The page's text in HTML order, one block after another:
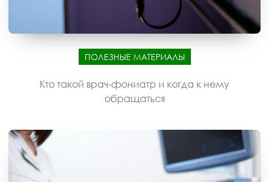
ПОЛЕЗНЫЕ МАТЕРИАЛЫ
Кто такой врач-фониатр и когда к нему
обращаться